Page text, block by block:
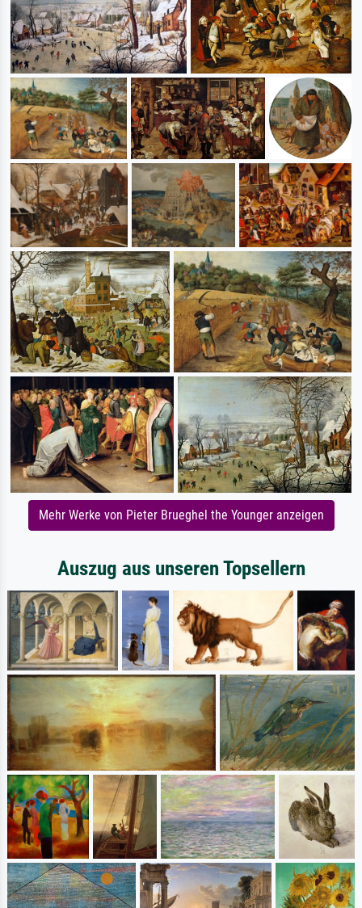
Mehr Werke von Pieter Brueghel the Younger anzeigen
Auszug aus unseren Topsellern